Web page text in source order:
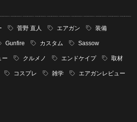
菅野 直人 エアガン 装備
Gunfire カスタム Sassow
ー クルメノ エンドケイプ 取材
コスプレ 雑学 エアガンレビュー